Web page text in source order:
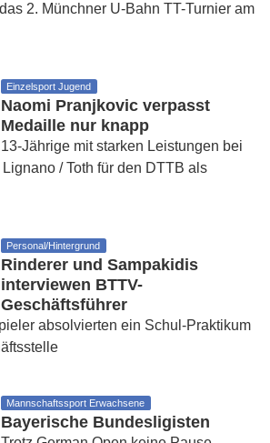
2. Münchner U-Bahn TT-Turnier am
Einzelsport Jugend
Naomi Pranjkovic verpasst
Medaille nur knapp
13-Jährige mit starken Leistungen bei
/ Toth für den DTTB als
Personal/Hintergrund
Rinderer und Sampakidis
interviewen BTTV-
Geschäftsführer
absolvierten ein Schul-Praktikum
Mannschaftssport Erwachsene
Bayerische Bundesligisten